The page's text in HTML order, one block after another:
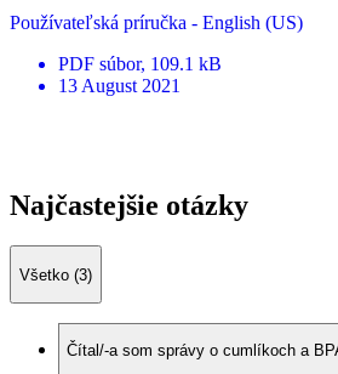
Používateľská príručka - English (US)
PDF súbor, 109.1 kB
13 August 2021
Najčastejšie otázky
Všetko (3)
Čítal/-a som správy o cumlíkoch a